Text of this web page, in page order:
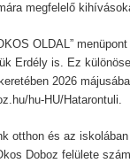
megfelelő
OLDAL”
Erdély is. Ez
2026
hu-HU/Hatarontuli.
otthon és az
Doboz felülete